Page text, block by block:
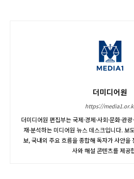
더미디어원
https://
더미디어원 편집부는 국제·경제·사회·문화·관
재·분석하는 미디어원 뉴스 데스크입니다. 보
보, 국내외 주요 흐름을 종합해 독자가 사안을
사와 해설 콘텐츠를 제공